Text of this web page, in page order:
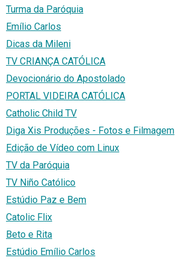
Turma da Paróquia
Emílio Carlos
Dicas da Mileni
TV CRIANÇA CATÓLICA
Devocionário do Apostolado
PORTAL VIDEIRA CATÓLICA
Catholic Child TV
Diga Xis Produções - Fotos e Filmagem
Edição de Vídeo com Linux
TV da Paróquia
TV Niño Católico
Estúdio Paz e Bem
Catolic Flix
Beto e Rita
Estúdio Emílio Carlos